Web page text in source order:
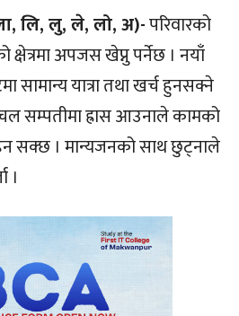
लि, लु, ले, लो, अ)-परिवारको
क्षेत्रमा अपजस खेप्नु पर्नेछ । नयाँ
सामान्य यात्रा तथा खर्च हुनसक्ने
सम्पतीमा ह्रास आउनाले कामको
सक्छ । मान्यजनको साथ छुट्नाले
।